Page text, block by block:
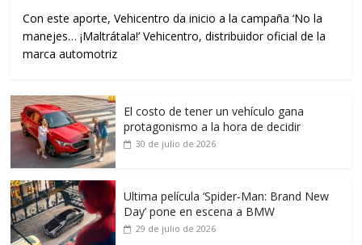
Con este aporte, Vehicentro da inicio a la campaña ‘No la
manejes… ¡Maltrátala!’ Vehicentro, distribuidor oficial de la
marca automotriz
El costo de tener un vehículo gana
protagonismo a la hora de decidir
30 de julio de 2026
Ultima película ‘Spider‑Man: Brand New
Day’ pone en escena a BMW
29 de julio de 2026